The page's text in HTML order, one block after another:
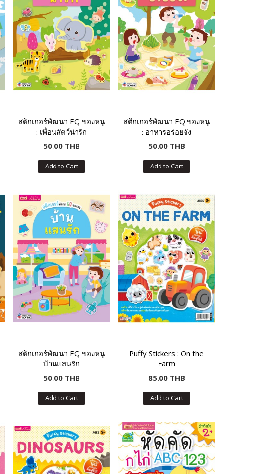
สติกเกอร์พัฒนา EQ ของหนู
: เพื่อนสัตว์น่ารัก
50.00 THB
Add to Cart
สติกเกอร์พัฒนา EQ ของหนู
: อาหารอร่อยจัง
50.00 THB
Add to Cart
สติกเกอร์พัฒนา EQ ของหนู
บ้านแสนรัก
50.00 THB
Add to Cart
Puffy Stickers : On the
Farm
85.00 THB
Add to Cart